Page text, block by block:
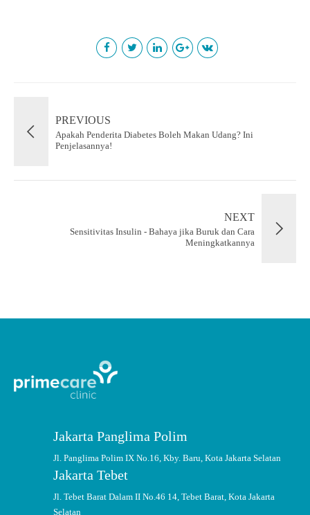
PREVIOUS
Apakah Penderita Diabetes Boleh Makan Udang? Ini
Penjelasannya!
NEXT
Sensitivitas Insulin - Bahaya jika Buruk dan Cara
Meningkatkannya
Jakarta Panglima Polim
Jl. Panglima Polim IX No.16, Kby. Baru, Kota Jakarta Selatan
Jakarta Tebet
Jl. Tebet Barat Dalam II No.46 14, Tebet Barat, Kota Jakarta
Selatan